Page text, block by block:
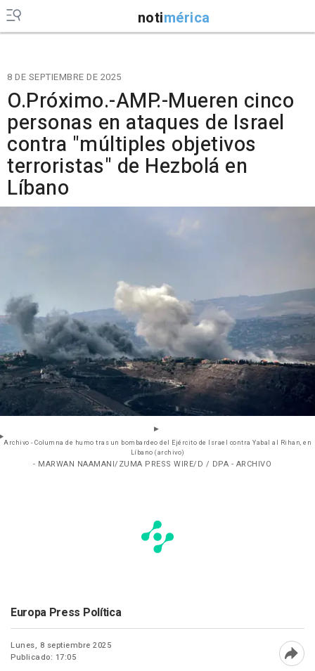
notimérica
8 DE SEPTIEMBRE DE 2025
O.Próximo.-AMP.-Mueren cinco
personas en ataques de Israel
contra "múltiples objetivos
terroristas" de Hezbolá en
Líbano
Archivo - Columna de humo tras un bombardeo del Ejército de Israel contra Yabal al Rihan, en
Líbano (archivo)
- MARWAN NAAMANI/ZUMA PRESS WIRE/D / DPA - ARCHIVO
Europa Press Política
Lunes, 8 septiembre 2025
Publicado: 17:05